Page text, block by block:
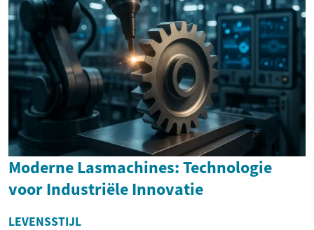
Moderne Lasmachines: Technologie
voor Industriële Innovatie
LEVENSSTIJL